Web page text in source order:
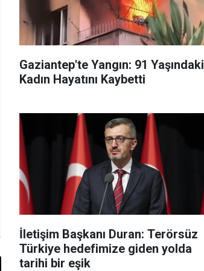
Gaziantep'te Yangın: 91 Yaşındaki
Kadın Hayatını Kaybetti
İletişim Başkanı Duran: Terörsüz
Türkiye hedefimize giden yolda
tarihi bir eşik